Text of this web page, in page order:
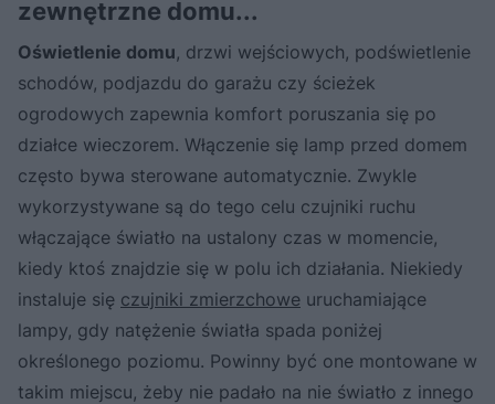
zewnętrzne domu...
Oświetlenie domu, drzwi wejściowych, podświetlenie
schodów, podjazdu do garażu czy ścieżek
ogrodowych zapewnia komfort poruszania się po
działce wieczorem. Włączenie się lamp przed domem
często bywa sterowane automatycznie. Zwykle
wykorzystywane są do tego celu czujniki ruchu
włączające światło na ustalony czas w momencie,
kiedy ktoś znajdzie się w polu ich działania. Niekiedy
instaluje się czujniki zmierzchowe uruchamiające
lampy, gdy natężenie światła spada poniżej
określonego poziomu. Powinny być one montowane w
takim miejscu, żeby nie padało na nie światło z innego